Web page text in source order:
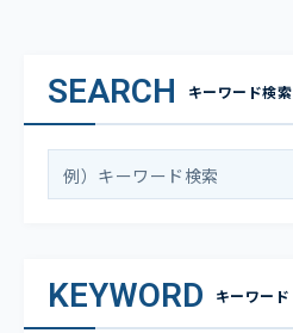
SEARCH キーワード検索
KEYWORD キーワード